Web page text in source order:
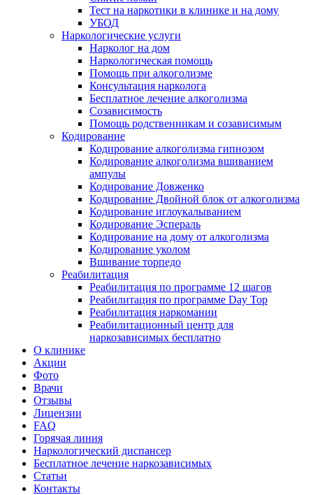
Тест на наркотики в клинике и на дому
УБОД
Наркологические услуги
Нарколог на дом
Наркологическая помощь
Помощь при алкоголизме
Консультация нарколога
Бесплатное лечение алкоголизма
Созависимость
Помощь родственникам и созависимым
Кодирование
Кодирование алкоголизма гипнозом
Кодирование алкоголизма вшиванием
ампулы
Кодирование Довженко
Кодирование Двойной блок от алкоголизма
Кодирование иглоукалыванием
Кодирование Эспераль
Кодирование на дому от алкоголизма
Кодирование уколом
Вшивание торпедо
Реабилитация
Реабилитация по программе 12 шагов
Реабилитация по программе Day Top
Реабилитация наркомании
Реабилитационный центр для
наркозависимых бесплатно
О клинике
Акции
Фото
Врачи
Отзывы
Лицензии
FAQ
Горячая линия
Наркологический диспансер
Бесплатное лечение наркозависимых
Статьи
Контакты